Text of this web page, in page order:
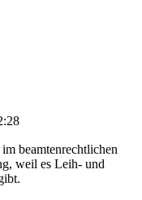
beamtenrechtlichen
weil es Leih- und